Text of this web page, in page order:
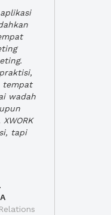
tempat
wadah
tapi